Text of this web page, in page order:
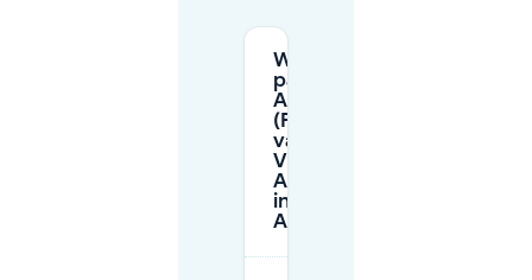
Waar kan ik
parkeren bij
AMUZ
(Festival
van
Vlaanderen
Antwerpen)
in
Antwerpen?